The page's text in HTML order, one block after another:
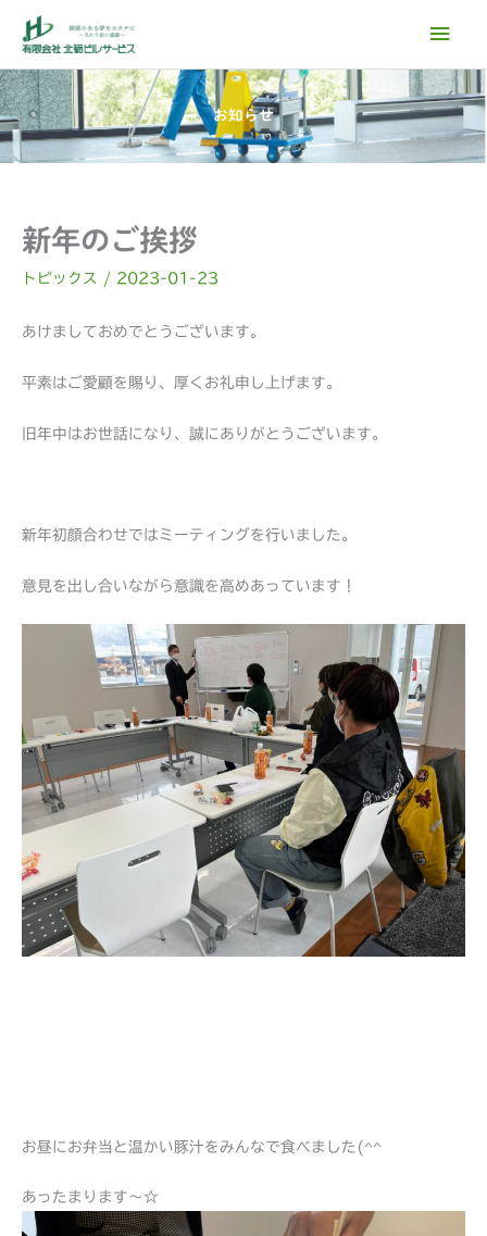
を
ス
キ
ッ
メ
イ
ン
メ
お知らせ
新年のご挨拶
トピックス / 2023-01-23
あけましておめでとうございます。
平素はご愛顧を賜り、厚くお礼申し上げます。
旧年中はお世話になり、誠にありがとうございます。
新年初顔合わせではミーティングを行いました。
意見を出し合いながら意識を高めあっています！
お昼にお弁当と温かい豚汁をみんなで食べました(^^
あったまります～☆